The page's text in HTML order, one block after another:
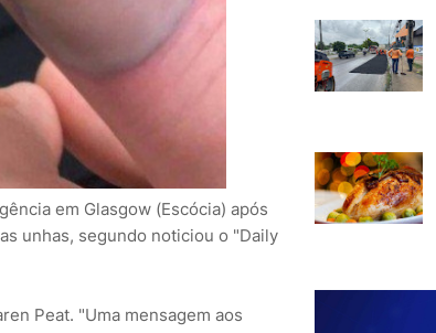
em Glasgow (Escócia) após
unhas, segundo noticiou o "Daily
Peat. "Uma mensagem aos